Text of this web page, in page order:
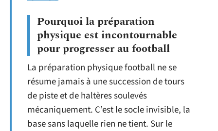
Pourquoi la préparation
physique est incontournable
pour progresser au football
La préparation physique football ne se
résume jamais à une succession de tours
de piste et de haltères soulevés
mécaniquement. C’est le socle invisible, la
base sans laquelle rien ne tient. Sur le